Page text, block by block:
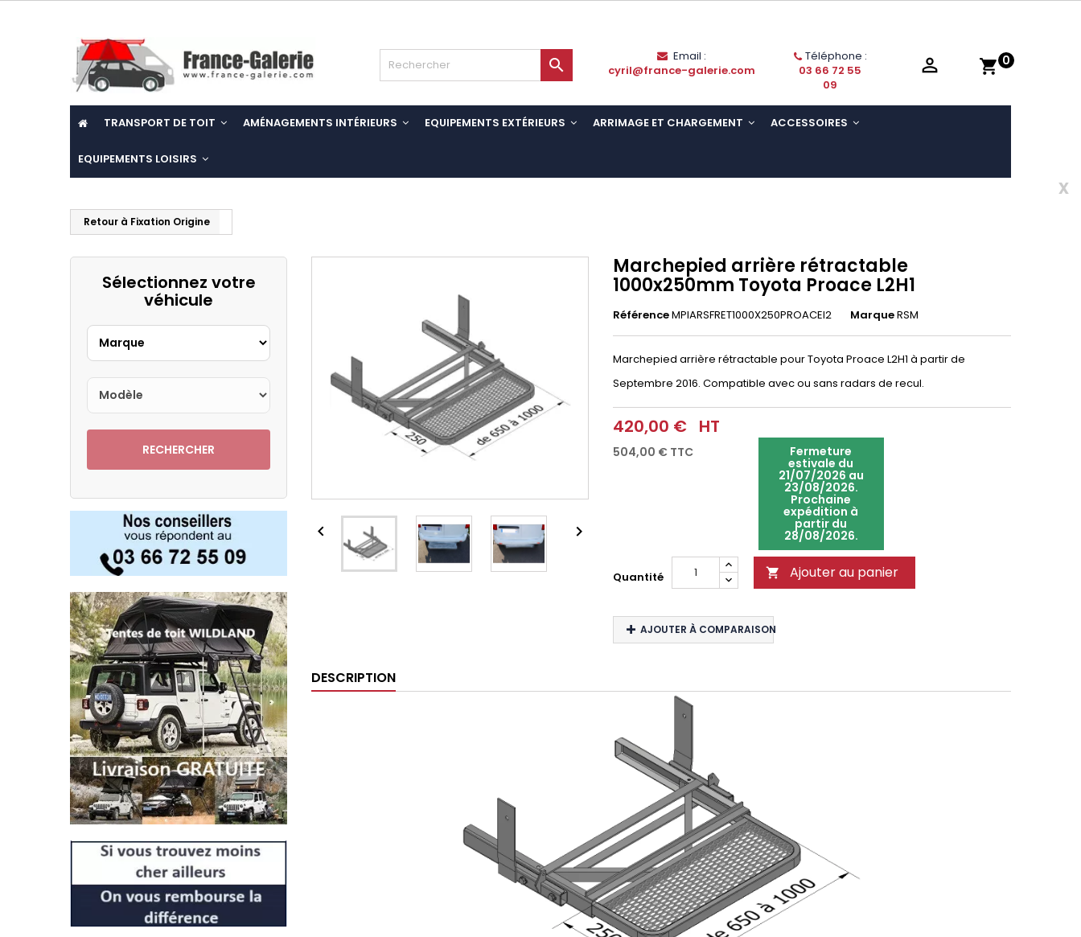
shopping_cart 0

Email :
cyril@france-galerie.com
Téléphone :
03 66 72 55
09

TRANSPORT DE TOIT AMÉNAGEMENTS INTÉRIEURS EQUIPEMENTS EXTÉRIEURS ARRIMAGE ET CHARGEMENT ACCESSOIRES
EQUIPEMENTS LOISIRS
x
Retour à Fixation Origine
Sélectionnez votre
véhicule
RECHERCHER
 
Marchepied arrière rétractable
1000x250mm Toyota Proace L2H1
RéférenceMPIARSFRET1000X250PROACEl2 MarqueRSM
Marchepied arrière rétractable pour Toyota Proace L2H1 à partir de
Septembre 2016. Compatible avec ou sans radars de recul.
420,00 € HT
504,00 € TTC Fermeture
estivale du
21/07/2026 au
23/08/2026.
Prochaine
expédition à
partir du
28/08/2026.
Quantité  Ajouter au panier
AJOUTER À COMPARAISON
DESCRIPTION